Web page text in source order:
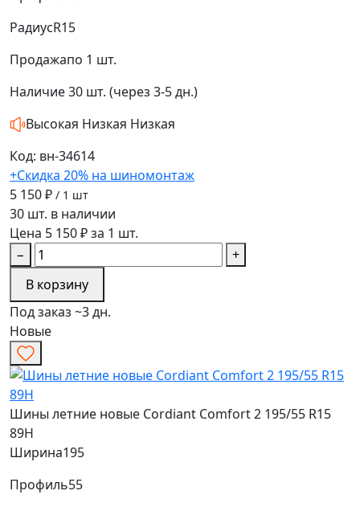
РадиусR15
Продажапо 1 шт.
Наличие30 шт. (через 3-5 дн.)
Высокая Низкая Низкая
Код: вн-34614
+Скидка 20% на шиномонтаж
5 150 ₽ / 1 шт
30 шт. в наличии
Цена 5 150 ₽ за 1 шт.
−
+
В корзину
Под заказ ~3 дн.
Новые
Шины летние новые Cordiant Comfort 2 195/55 R15
89H
Ширина195
Профиль55